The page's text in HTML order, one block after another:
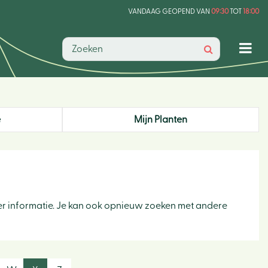
VANDAAG GEOPEND VAN 09:30TOT18:00
Mijn Planten
informatie. Je kan ook opnieuw zoeken met andere